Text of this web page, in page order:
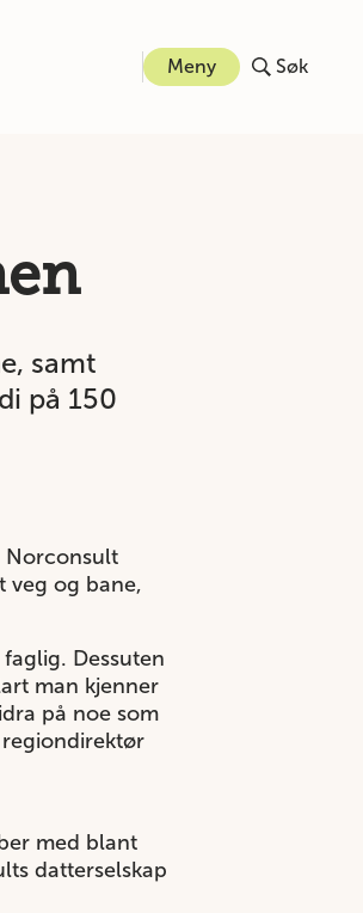
Meny Søk
samt
på 150
Norconsult
veg og bane,
Dessuten
man kjenner
på noe som
med blant
datterselskap